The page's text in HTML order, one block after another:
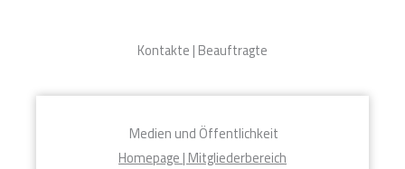
Kontakte | Beauftragte
Medien und Öffentlichkeit
Homepage | Mitgliederbereich